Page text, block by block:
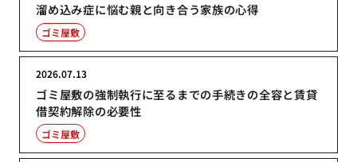
溜め込み症に悩む親と向き合う家族の心得
ゴミ屋敷
ゴミ屋敷の強制執行に至るまでの手続きの全容と賃貸
借契約解除の必要性
2026.07.13
ゴミ屋敷